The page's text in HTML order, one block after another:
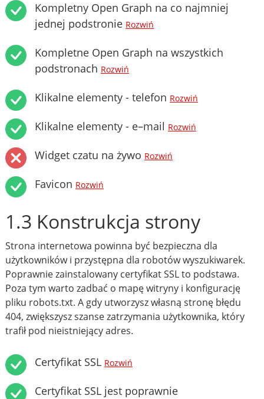
Kompletny Open Graph na co najmniej
jednej podstronie Rozwiń
Kompletne Open Graph na wszystkich
podstronach Rozwiń
Klikalne elementy - telefon Rozwiń
Klikalne elementy - e–mail Rozwiń
Widget czatu na żywo Rozwiń
Favicon Rozwiń
1.3 Konstrukcja strony
Strona internetowa powinna być bezpieczna dla
użytkowników i przystępna dla robotów wyszukiwarek.
Poprawnie zainstalowany certyfikat SSL to podstawa.
Poza tym warto zadbać o mapę witryny i konfigurację
pliku robots.txt. A gdy utworzysz własną stronę błędu
404, zwiększysz szanse zatrzymania użytkownika, który
trafił pod nieistniejący adres.
Certyfikat SSL Rozwiń
Certyfikat SSL jest poprawnie